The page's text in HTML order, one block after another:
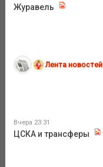
Журавель
Лента новостей
Вчера 23:31
ЦСКА и трансферы